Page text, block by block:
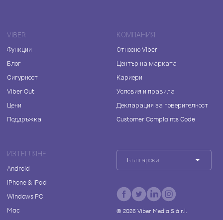
VIBER
Функции
Блог
Сигурност
Viber Out
Цени
Поддръжка
КОМПАНИЯ
Относно Viber
Център на марката
Кариери
Условия и правила
Декларация за поверителност
Customer Complaints Code
ИЗТЕГЛЯНЕ
Android
iPhone & iPad
Windows PC
Mac
Български
© 2026Viber Media S.à r.l.